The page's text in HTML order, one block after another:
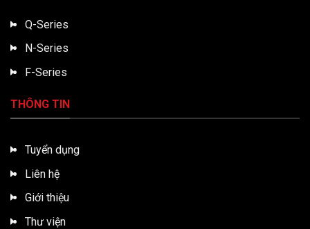
Q-Series
N-Series
F-Series
THÔNG TIN
Tuyển dụng
Liên hệ
Giới thiệu
Thư viện